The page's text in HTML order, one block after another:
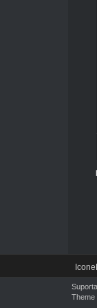
0 Voto(s) - 0 de
0 Voto(s) - 0 de
0 Voto(s) - 0 de
Theme